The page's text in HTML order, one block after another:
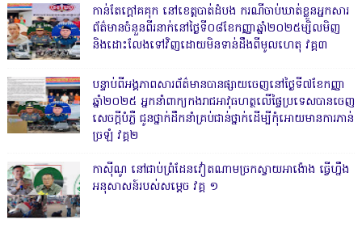
កាន់តែក្តៅគគុក នៅខេត្តបាត់ដំបង ករណីចាប់ឃាត់ខ្លួនអ្នកសារ
ព័ត៌មានចំនួនពីរនាក់នៅថ្ងៃទី០៨ខែកញ្ញាឆ្នាំ២០២៥ម្សិលមិញ
និងដោះលែងទៅវិញដោយមិនទាន់ដឹងពីមូលហេតុ វគ្គ៣
បន្ទាប់ពីអង្គភាពសារព័ត៌មានបានផ្សាយចេញនៅថ្ងៃទី៧ខែកញ្ញា
ឆ្នាំ២០២៥ អ្នកនាំពាក្យកងរាជអាវុធហត្ថលើផ្ទៃប្រទេសបានចេញ
សេចក្តីបំភ្លឺ ជូនថ្នាក់ដឹកនាំគ្រប់ជាន់ថ្នាក់ដើម្បីកុំអោយមានការភាន់
ច្រឡំ វគ្គ២
កាសុីណូ នៅជាប់ព្រំដែនវៀតណាមច្រកស្វាយអាង៉ោង ធ្វើហ្នឹង
អនុសាសន៍របស់សម្ដេច វគ្គ ១